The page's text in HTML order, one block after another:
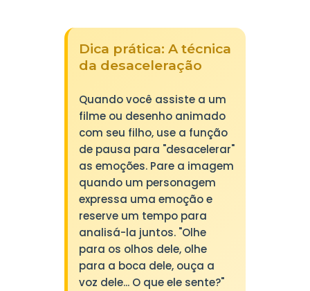
Dica prática: A técnica
da desaceleração
Quando você assiste a um
filme ou desenho animado
com seu filho, use a função
de pausa para "desacelerar"
as emoções. Pare a imagem
quando um personagem
expressa uma emoção e
reserve um tempo para
analisá-la juntos. "Olhe
para os olhos dele, olhe
para a boca dele, ouça a
voz dele... O que ele sente?"